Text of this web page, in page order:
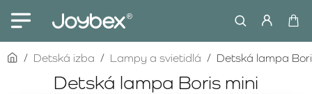
Detská lampa Boris mini
homeDetská izba Lampy a svietidlá Detská lampa